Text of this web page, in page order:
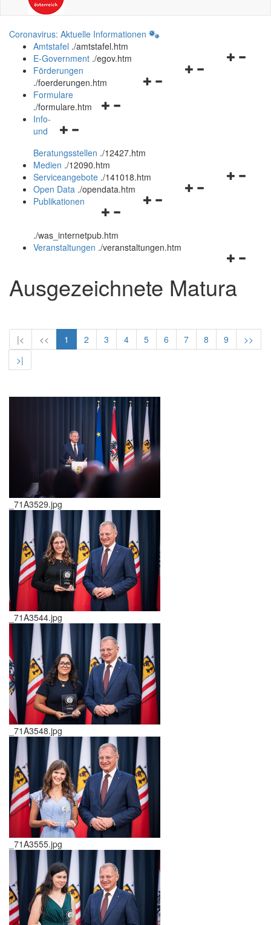
Coronavirus: Aktuelle Informationen
Amtstafel ./amtstafel.htm
Navigationsmenü
E-Government ./egov.htm
Navigationsmenü
Förderungen
./foerderungen.htm
Navigationsmenü
Formulare
./formulare.htm
Navigationsmenü
und
schließen
Info-
und
Beratungsstellen ./12427.htm
Medien ./12090.htm
Navigationsmenü
Serviceangebote ./141018.htm
Navigationsmenü
Open Data ./opendata.htm
Navigationsmenü
und
schließen
Publikationen
./was_internetpub.htm
und
schließen
Veranstaltungen ./veranstaltungen.htm
Ausgezeichnete Matura
|< << 1 2 3 4 5 6 7 8 9
>>
>|
_71A3529.jpg
_71A3544.jpg
_71A3548.jpg
_71A3555.jpg